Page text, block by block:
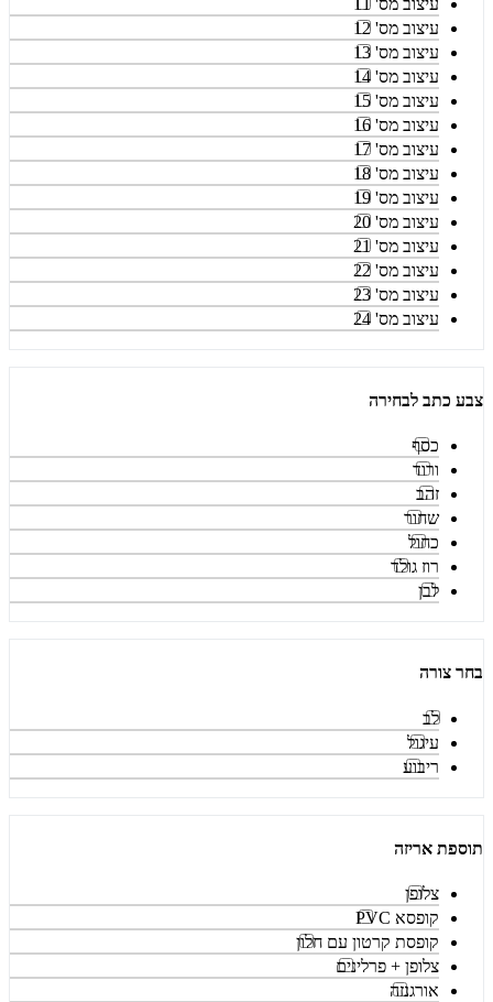
עיצוב מס' 12
עיצוב מס' 13
עיצוב מס' 14
עיצוב מס' 15
עיצוב מס' 16
עיצוב מס' 17
עיצוב מס' 18
עיצוב מס' 19
עיצוב מס' 20
עיצוב מס' 21
עיצוב מס' 22
עיצוב מס' 23
עיצוב מס' 24
צבע כתב לבחירה
כסף
ורוד
זהב
שחור
כחול
רוז גולד
לבן
בחר צורה
לב
עיגול
ריבוע
תוספת אריזה
צלופן
קופסא PVC
קופסת קרטון עם חלון
צלופן + פרלינים
אורגנזה